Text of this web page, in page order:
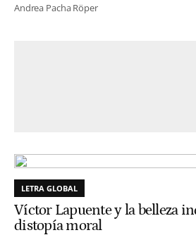
Andrea Pacha Röper
LETRA GLOBAL
Víctor Lapuente y la belleza
distopía moral